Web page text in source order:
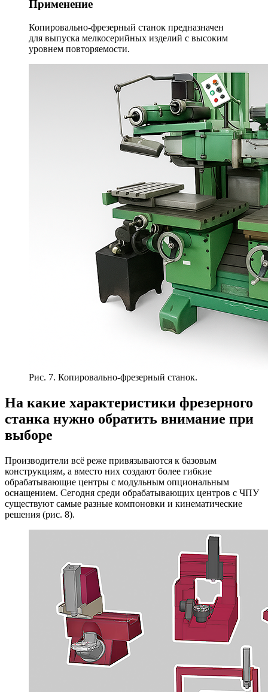
Применение
Копировально-фрезерный станок предназначен
для выпуска мелкосерийных изделий с высоким
уровнем повторяемости.
Рис. 7. Копировально-фрезерный станок.
На какие характеристики фрезерного
станка нужно обратить внимание при
выборе
Производители всё реже привязываются к базовым
конструкциям, а вместо них создают более гибкие
обрабатывающие центры с модульным опциональным
оснащением. Сегодня среди обрабатывающих центров с ЧПУ
существуют самые разные компоновки и кинематические
решения (рис. 8).